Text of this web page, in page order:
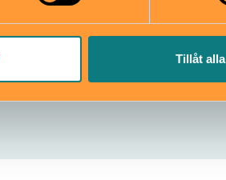
Tillåt alla